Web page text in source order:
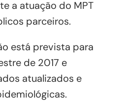
a atuação do MPT
parceiros.
está prevista para
de 2017 e
atualizados e